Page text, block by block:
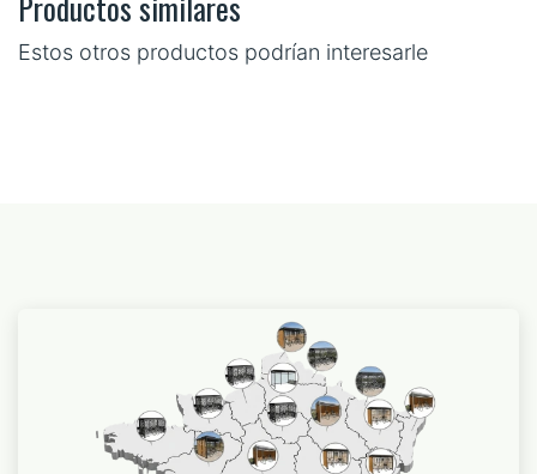
Estos otros productos podrían interesarle